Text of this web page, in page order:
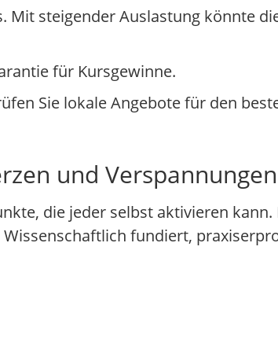
Mit steigender Auslastung könnte
für Kursgewinne.
Sie lokale Angebote für den
und Verspannungen
die jeder selbst aktivieren
fundiert,